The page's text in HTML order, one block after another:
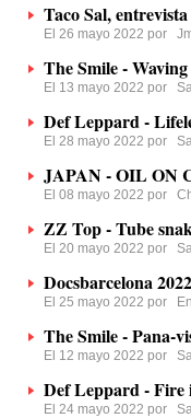
Taco Sal, entrevista
El 26 mayo 2022 por
The Smile -
El 13 mayo 2022 por
Def Leppard -
El 28 mayo 2022 por
JAPAN - OIL ON
El 08 mayo 2022 por
ZZ Top - Tube
El 20 mayo 2022 por
Docsbarcelona
El 25 mayo 2022 por
The Smile - Pana-
El 12 mayo 2022 por
Def Leppard - Fire
El 24 mayo 2022 por